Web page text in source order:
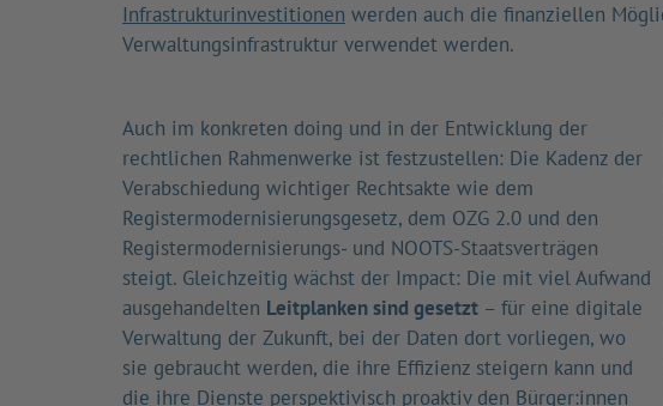
Infrastrukturinvestitionen werden auch die finanziellen
Verwaltungsinfrastruktur verwendet werden.
Auch im konkreten doing und in der Entwicklung der
rechtlichen Rahmenwerke ist festzustellen: Die Kadenz der
Verabschiedung wichtiger Rechtsakte wie dem
Registermodernisierungsgesetz, dem OZG 2.0 und den
Registermodernisierungs- und NOOTS-Staatsverträgen
steigt. Gleichzeitig wächst der Impact: Die mit viel Aufwand
ausgehandelten Leitplanken sind gesetzt – für eine digitale
Verwaltung der Zukunft, bei der Daten dort vorliegen, wo
sie gebraucht werden, die ihre Effizienz steigern kann und
die ihre Dienste perspektivisch proaktiv den Bürger:innen